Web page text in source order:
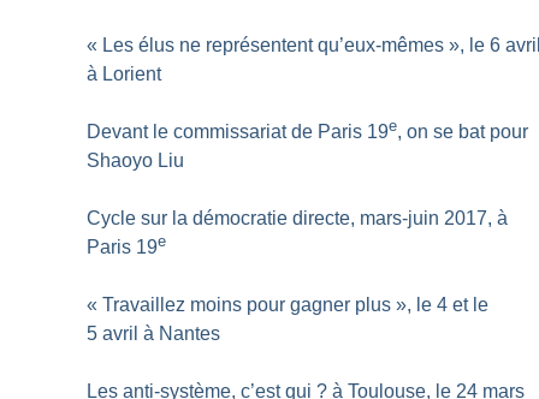
« Les élus ne représentent qu’eux-mêmes », le 6
à Lorient
Devant le commissariat de Paris 19e, on se bat pour
Shaoyo Liu
Cycle sur la démocratie directe, mars-juin 2017, à
Paris 19e
« Travaillez moins pour gagner plus », le 4 et le
5 avril à Nantes
Les anti-système, c’est qui ? à Toulouse, le 24 mars